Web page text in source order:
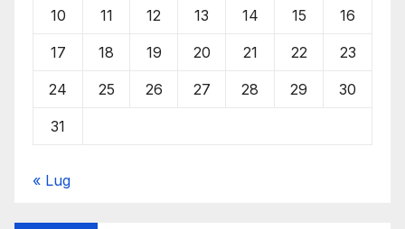
10 11 12 13 14 15 16
17 18 19 20 21 22 23
24 25 26 27 28 29 30
31
« Lug